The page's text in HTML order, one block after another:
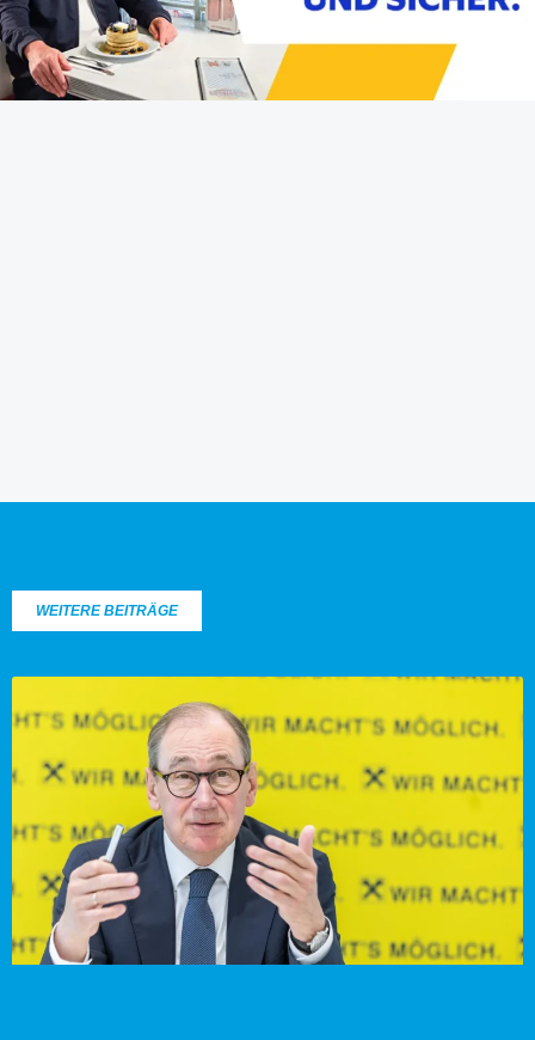
WEITERE BEITRÄGE